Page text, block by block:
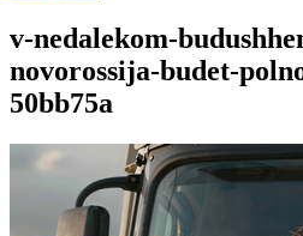
v-nedalekom-
novorossija-budet-
50bb75a